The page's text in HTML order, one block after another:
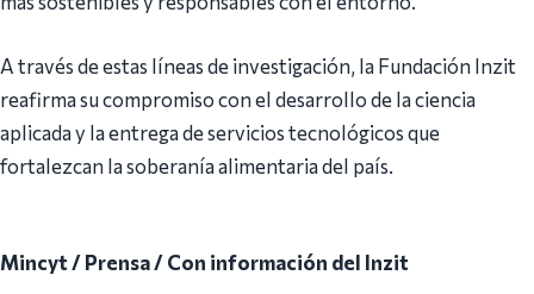
A través de estas líneas de investigación, la Fundación Inzit
reafirma su compromiso con el desarrollo de la ciencia
aplicada y la entrega de servicios tecnológicos que
fortalezcan la soberanía alimentaria del país.
Mincyt / Prensa / Con información del Inzit